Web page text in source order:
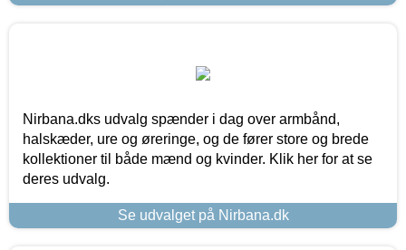
Nirbana.dks udvalg spænder i dag over armbånd,
halskæder, ure og øreringe, og de fører store og brede
kollektioner til både mænd og kvinder. Klik her for at se
deres udvalg.
Se udvalget på Nirbana.dk